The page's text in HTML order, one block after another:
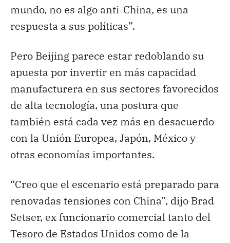
mundo, no es algo anti-China, es una
respuesta a sus políticas”.
Pero Beijing parece estar redoblando su
apuesta por invertir en más capacidad
manufacturera en sus sectores favorecidos
de alta tecnología, una postura que
también está cada vez más en desacuerdo
con la Unión Europea, Japón, México y
otras economías importantes.
“Creo que el escenario está preparado para
renovadas tensiones con China”, dijo Brad
Setser, ex funcionario comercial tanto del
Tesoro de Estados Unidos como de la